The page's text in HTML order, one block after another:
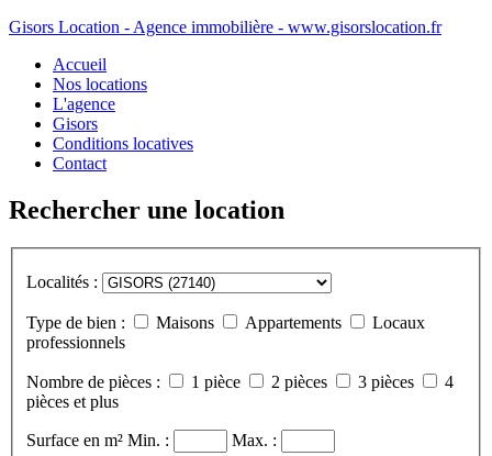
Gisors Location - Agence immobilière - www.gisorslocation.fr
Accueil
Nos locations
L'agence
Gisors
Conditions locatives
Contact
Rechercher une location
Localités :
Type de bien : Maisons Appartements
Locaux
professionnels
Nombre de pièces : 1 pièce 2 pièces 3 pièces
4
pièces et plus
Surface en m² Min. : Max. :